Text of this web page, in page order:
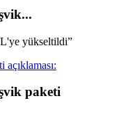
yükseltildi”
paketi